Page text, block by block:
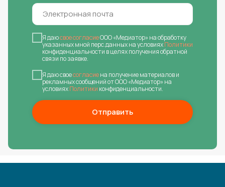
Я даюсвое согласиеООО «Медиатор» на обработку
указанных мной перс.данных на условияхПолитики
конфиденциальности в целях получения обратной
связи по заявке.
Я даю своесогласиена получение материалов и
рекламных сообщений от ООО «Медиатор» на
условияхПолитики конфиденциальности.
Отправить